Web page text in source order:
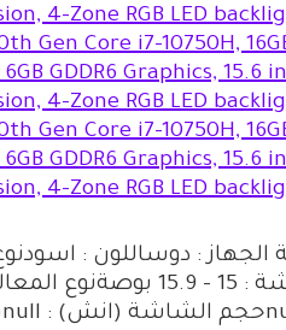
الجهاز : دوساللون :